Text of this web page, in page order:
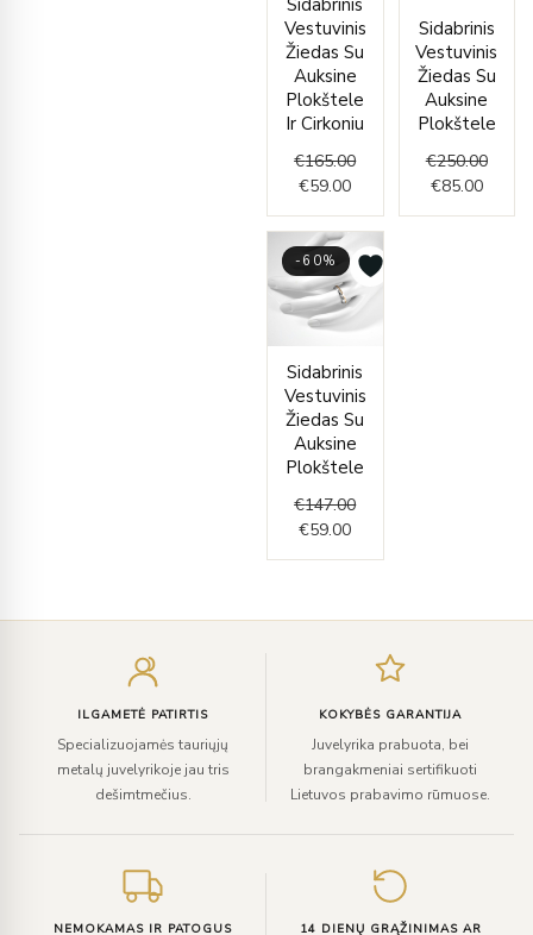
Sidabrinis
Vestuvinis
Žiedas Su
Auksine
Plokštele
Ir Cirkoniu
€165.00
price
was:
€165.00.
€59.00
price
is:
€59.00.
Sidabrinis
Vestuvinis
Žiedas Su
Auksine
Plokštele
€250.00
was:
€85.00
is:
-60%
Sidabrinis
Vestuvinis
Žiedas Su
Auksine
Plokštele
€147.00
price
was:
€147.00.
€59.00
price
is:
€59.00.
ILGAMETĖ PATIRTIS
Specializuojamės tauriųjų
metalų juvelyrikoje jau tris
dešimtmečius.
KOKYBĖS GARANTIJA
Juvelyrika prabuota, bei
brangakmeniai sertifikuoti
Lietuvos prabavimo rūmuose.
NEMOKAMAS IR PATOGUS
14 DIENŲ GRĄŽINIMAS AR